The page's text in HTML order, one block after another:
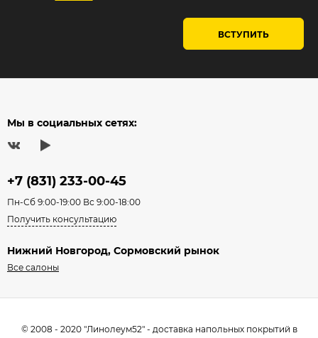
ВСТУПИТЬ
Мы в социальных сетях:
+7 (831) 233-00-45
Пн-Сб 9:00-19:00 Вс 9:00-18:00
Получить консультацию
Нижний Новгород, Сормовский рынок
Все салоны
© 2008 - 2020 "Линолеум52" - доставка напольных покрытий в